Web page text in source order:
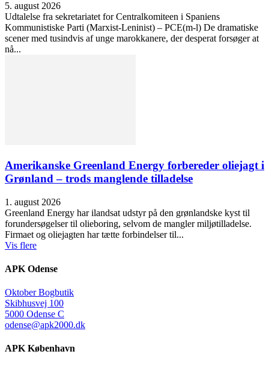
5. august 2026
Udtalelse fra sekretariatet for Centralkomiteen i Spaniens
Kommunistiske Parti (Marxist-Leninist) – PCE(m-l) De dramatiske
scener med tusindvis af unge marokkanere, der desperat forsøger at
nå...
Amerikanske Greenland Energy forbereder oliejagt i
Grønland – trods manglende tilladelse
1. august 2026
Greenland Energy har ilandsat udstyr på den grønlandske kyst til
forundersøgelser til olieboring, selvom de mangler miljøtilladelse.
Firmaet og oliejagten har tætte forbindelser til...
Vis flere
APK Odense
Oktober Bogbutik
Skibhusvej 100
5000 Odense C
odense@apk2000.dk
APK København